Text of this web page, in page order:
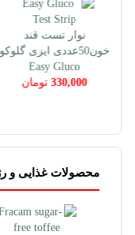
نوار تست قند خون
سنس Free Sens
330,000 تومان
محصولات غذایی و